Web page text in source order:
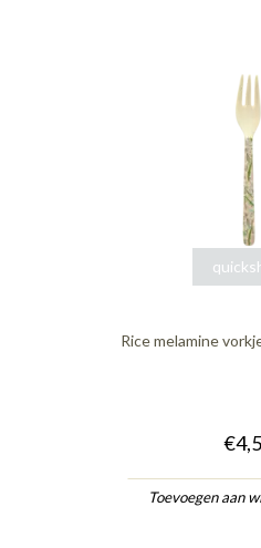
Rice melamine
Toevoegen aan